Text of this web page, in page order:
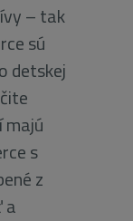
– tak
sú
detskej
majú
s
z
a